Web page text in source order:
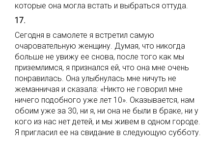
которые она могла встать и выбраться оттуда.
17.
Сегодня в самолете я встретил самую
очаровательную женщину. Думая, что никогда
больше не увижу ее снова, после того как мы
приземлимся, я признался ей, что она мне очень
понравилась. Она улыбнулась мне ничуть не
жеманничая и сказала: «Никто не говорил мне
ничего подобного уже лет 10». Оказывается, нам
обоим уже за 30, ни я, ни она не были в браке, ни у
кого из нас нет детей, и мы живем в одном городе.
Я пригласил ее на свидание в следующую субботу.